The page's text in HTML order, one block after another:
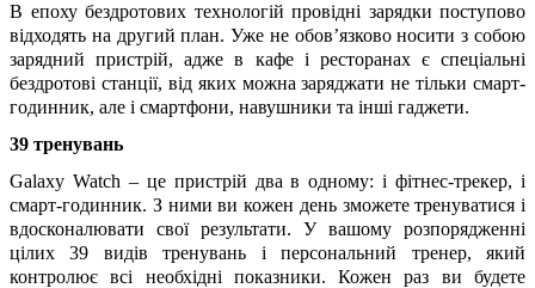
В епоху бездротових технологій провідні зарядки поступово
відходять на другий план. Уже не обов’язково носити з собою
зарядний пристрій, адже в кафе і ресторанах є спеціальні
бездротові станції, від яких можна заряджати не тільки смарт-
годинник, але і смартфони, навушники та інші гаджети.
39 тренувань
Galaxy Watch – це пристрій два в одному: і фітнес-трекер, і
смарт-годинник. З ними ви кожен день зможете тренуватися і
вдосконалювати свої результати. У вашому розпорядженні
цілих 39 видів тренувань і персональний тренер, який
контролює всі необхідні показники. Кожен раз ви будете